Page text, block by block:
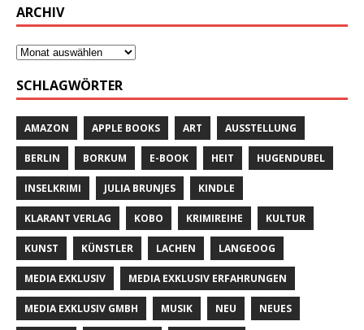
ARCHIV
SCHLAGWÖRTER
AMAZON APPLE BOOKS ART AUSSTELLUNG
BERLIN BORKUM E-BOOK HEIT HUGENDUBEL
INSELKRIMI JULIA BRUNJES KINDLE
KLARANT VERLAG KOBO KRIMIREIHE KULTUR
KUNST KÜNSTLER LACHEN LANGEOOG
MEDIA EXKLUSIV MEDIA EXKLUSIV ERFAHRUNGEN
MEDIA EXKLUSIV GMBH MUSIK NEU NEUES